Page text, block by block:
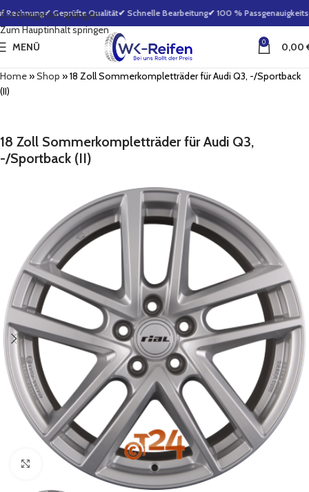
Zur Navigation springen
Zum Hauptinhalt springen
✔ Geprüfte Qualität✔ Schnelle Bearbeitung✔ 100 %
MENÜ 0 0,00
Home»Shop »18 Zoll Sommerkompletträder für Audi Q3, -/Sportback
(II)
18 Zoll Sommerkompletträder für Audi Q3,
-/Sportback (II)
Zum Vergrößern klicken